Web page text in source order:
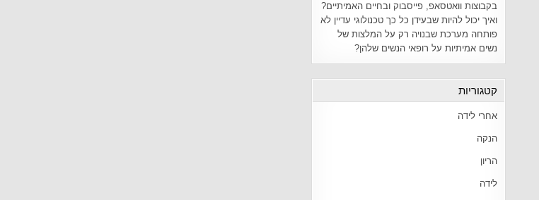
בקבוצות וואטסאפ, פייסבוק ובחיים האמיתיים?
ואיך יכול להיות שבעידן כל כך טכנולוגי עדיין לא
פותחה מערכת שבנויה רק על המלצות של
נשים אמיתיות על רופאי הנשים שלהן?
קטגוריות
אחרי לידה
הנקה
הריון
לידה